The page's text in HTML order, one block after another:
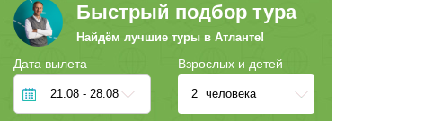
Быстрый подбор тура
Найдём лучшие туры в Атланте!
Дата вылета Взрослых и детей
2 человека